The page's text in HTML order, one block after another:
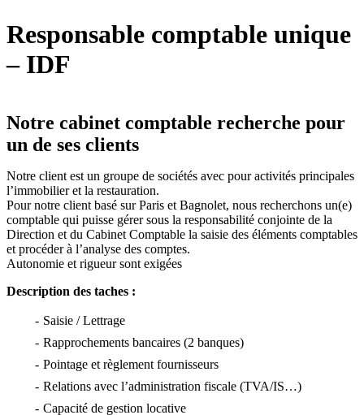
Responsable comptable unique
– IDF
Notre cabinet comptable recherche pour
un de ses clients
Notre client est un groupe de sociétés avec pour activités principales
l’immobilier et la restauration.
Pour notre client basé sur Paris et Bagnolet, nous recherchons un(e)
comptable qui puisse gérer sous la responsabilité conjointe de la
Direction et du Cabinet Comptable la saisie des éléments comptables
et procéder à l’analyse des comptes.
Autonomie et rigueur sont exigées
Description des taches :
Saisie / Lettrage
Rapprochements bancaires (2 banques)
Pointage et règlement fournisseurs
Relations avec l’administration fiscale (TVA/IS…)
Capacité de gestion locative